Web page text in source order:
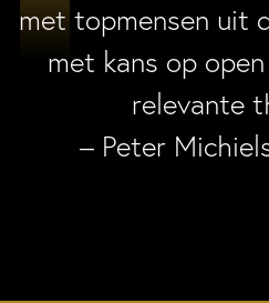
met topmensen uit
met kans op
relevante
– Peter